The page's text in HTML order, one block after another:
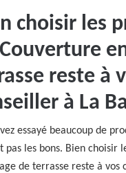
choisir les
reste à
à La
essayé beaucoup de
pas les bons. Bien
de terrasse reste à vos